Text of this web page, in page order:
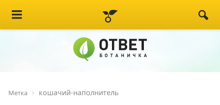
Метка кошачий-наполнитель